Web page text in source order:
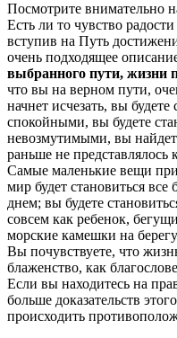
Посмотрите внимательно
Есть ли то чувство
вступив на Путь
очень подходящее
выбранного пути, жизни
что вы на верном пути,
начнет исчезать, вы будете
спокойными, вы будете
невозмутимыми, вы
раньше не представлялось
Самые маленькие вещи
мир будет становиться
днем; вы будете
совсем как ребенок,
морские камешки на
Вы почувствуете, что
блаженство, как
Если вы находитесь на
больше доказательств
происходить